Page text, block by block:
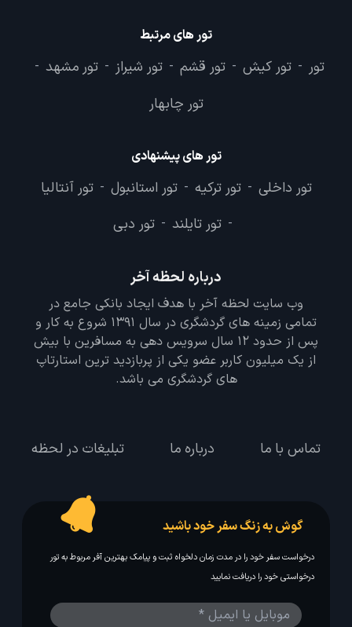
تور های مرتبط
تور - تور کیش - تور قشم - تور شیراز - تور مشهد -
تور چابهار
تور های پیشنهادی
تور داخلی - تور ترکیه - تور استانبول - تور آنتالیا
- تور تایلند - تور دبی
درباره لحظه آخر
وب سایت لحظه آخر با هدف ایجاد بانکی جامع در
تمامی زمینه های گردشگری در سال 1391 شروع به کار و
پس از حدود 12 سال سرویس دهی به مسافرین با بیش
از یک میلیون کاربر عضو یکی از پربازدید ترین استارتاپ
های گردشگری می باشد.
تماس با ما درباره ما تبلیغات در لحظه
گوش به زنگ سفر خود باشید
درخواست سفر خود را در مدت زمان دلخواه ثبت و پیامک بهترین آفر مربوط به تور
درخواستی خود را دریافت نمایید